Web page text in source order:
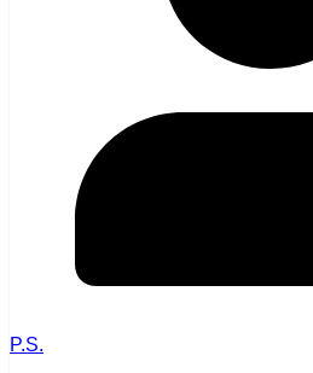
P.S.